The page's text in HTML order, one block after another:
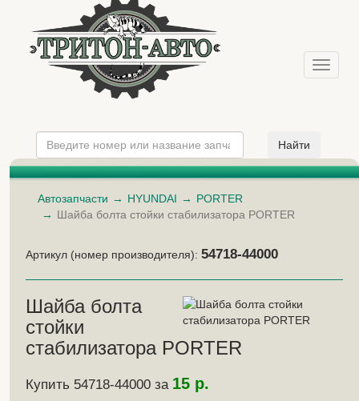
Меню
Автозапчасти HYUNDAI
PORTER
Шайба болта стойки стабилизатора PORTER
Артикул (номер производителя): 54718-44000
Шайба болта
стойки
стабилизатора PORTER
Купить 54718-44000 за 15 р.